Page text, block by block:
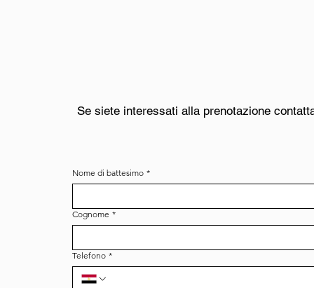
Se siete interessati alla prenotazione
Nome di battesimo *
Cognome *
Telefono *